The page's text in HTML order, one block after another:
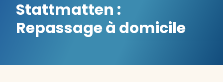
Stattmatten :
Repassage à domicile